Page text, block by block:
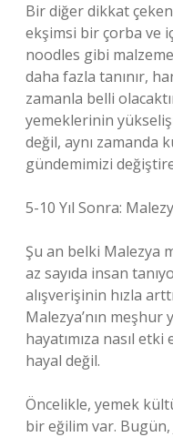
Bir diğer dikkat çeken
ekşimsi bir çorba ve
noodles gibi
daha fazla tanınır,
zamanla belli
yemeklerinin
değil, aynı zamanda
gündemimizi
5-10 Yıl Sonra:
Şu an belki Malezya
az sayıda insan
alışverişinin hızla
Malezya’nın
hayatımıza nasıl
hayal değil.
Öncelikle, yemek
bir eğilim var.